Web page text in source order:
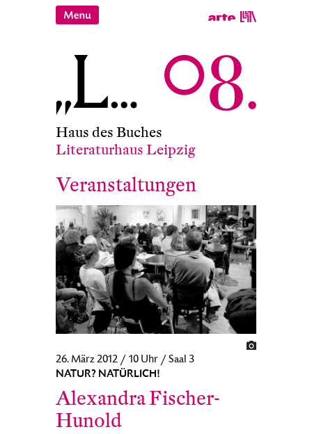
Haus des Buches
Literaturhaus Leipzig
Veranstaltungen
26. März 2012 / 10 Uhr / Saal 3
NATUR? NATÜRLICH!
Alexandra Fischer-
Hunold